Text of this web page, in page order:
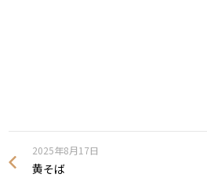
2025年8月17日
黄そば